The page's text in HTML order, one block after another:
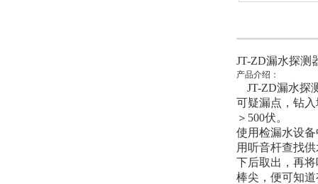
JT-ZD漏水探测
产品介绍：
JT-ZD漏水探
可疑漏点，钻
＞500伏。
使用检漏水设
用听音杆查找
下后取出，再
棒尖，便可知